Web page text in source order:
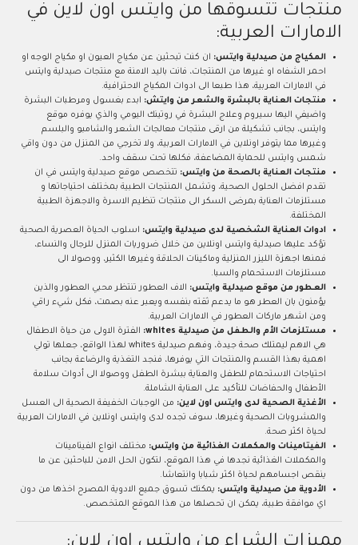
منتجات تتسوقها من وايتس اون لاين في
الامارات العربية:
المكياج من صيدلية وايتس: ان كنت تبحثين عن مكياج العيون او مكياج الوجه او
احمر الشفاه او غيرها من المنتجات، فانت باليد الامنة مع منتجات صيدلية وايتس
في الامارات العربية، هذا طبعا الى ادوات المكياج الاحترافية.
منتجات العناية بالبشرة والشعر من وايتش: ابدء بغسول ومرطبات البشرة
واضيفي اليها سيروم وعلاج البشرة في روتينك اليومي والذي يوفره موقع
وايتس، بجانب تشكيلة من ارقى منتجات معالجات الشعر والشامبو والبلسم
وغيرها مما يتوفر اونلاين في الامارات العربية، ولا تخرجي من المنزل من دون واقي
شمس وايتس للحماية المضاعفة، فكلها تحت سقف واحد.
منتجات العناية بالصحة من وايتس: تتخصص موقع صيدلية وايتس في ان
تقدم افضل الحلول الصحية، وتشمل المنتجات الطبية بمختلف احتياجاتها و
مستلزمات العناية بمرضى السكر الى منتجات تنظيم الاسرة والاجهزة الطبية
المختلفة.
ادوات العناية الشخصية لدى صيدلية وايتس: اسلوب الحياة العصرية الصحية
تؤكد عليها صيدلية وايتس اونلاين من خلال ضروريات المنزل للرجال والنساء،
فمنها اجهزة الليزر المنزلية وماكينات الحلاقة وغيرها الكثير، ووصولا الى
مستلزمات الاستحمام والسبا.
العطور من موقع صيدلية وايتس: الاف العطور تنتظر محبي العطور والذين
يؤمنون بان العطر هو ما يدعم ثقته بنفسه ويعبر عنه بصمت، فكل شيء راقي
ومن اشهر ماركات العطور في الامارات العربية.
مستلزمات الأم والطفل من صيدلية whites:
الفترة الاولى من حياة الاطفال
هي الاهم ليمتلك صحة جيدة، وفهم صيدلية whites لهذا الواقع، جعلها تولي
اهمية بهذا القسم والمنتجات التي يوفرها، فنجد التغذية والرضاعة بجانب
احتياجات الاستحمام للطفل والعناية ببشرة الطفل ووصولا الى أدوات سلامة
الأطفال والحفاضات للتأكيد على العناية الشاملة.
الأغذية الصحية لدى وايتس اون لاين: من الوجبات الخفيفة الصحية الى العسل
والمشروبات الصحية وغيرها، سوف تجده لدى وايتس اونلاين في الامارات العربية
لحياة اكثر صحة.
الفيتامينات والمكملات الغذائية من وايتس: مختلف انواع الفيتامينات
والمكملات الغذائية نجدها في هذا الموقع، لتكون الحل الامن للباحثين عن ما
ينقص اجسامهم لحياة اكثر شبابا وانتعاشا.
الأدوية من صيدلية وايتس: يمكنك تسوق جميع الادوية المصرح اخذها من دون
اي موافقة طبية، يمكن ان تحصلها من هذا الموقع المتخصص.